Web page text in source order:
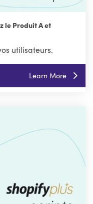
le Produit A et
utilisateurs.
Learn More